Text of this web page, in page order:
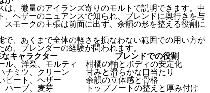
、微量のアイランズ寄りのモルトで説明できます。中
ヘザーのニュアンスで知られ、ブレンドに奥行きを与
モークの主張は前面に出ず、余韻の形を整える役割に
、あくまで全体の軽さを損なわない範囲での用い方が
、ブレンダーの経験が問われます。
なキャラクター
ブレンドでの役割
ル、洋梨、モルティ
柑橘の軸とボディの安定化
チミツ、クリーン
甘みと滑らかな口当たり
ピート、ヘザー
余韻の立体感と骨格
ハーブ、麦芽 トップノートの整えと厚み付け